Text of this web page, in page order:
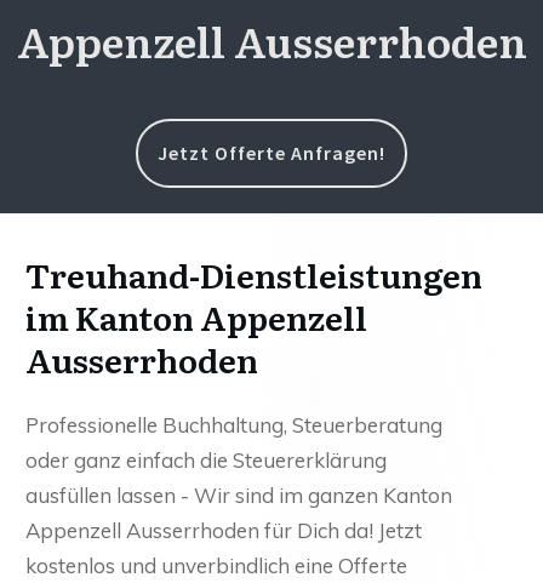
Appenzell Ausserrhoden
Jetzt Offerte Anfragen!
Treuhand-Dienstleistungen
im Kanton Appenzell
Ausserrhoden
Professionelle Buchhaltung, Steuerberatung
oder ganz einfach die Steuererklärung
ausfüllen lassen - Wir sind im ganzen Kanton
Appenzell Ausserrhoden für Dich da! Jetzt
kostenlos und unverbindlich eine Offerte